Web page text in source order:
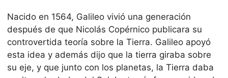
Nacido en 1564, Galileo vivió una generación
después de que Nicolás Copérnico publicara su
controvertida teoría sobre la Tierra. Galileo apoyó
esta idea y además dijo que la tierra giraba sobre
su eje, y que junto con los planetas, la Tierra daba